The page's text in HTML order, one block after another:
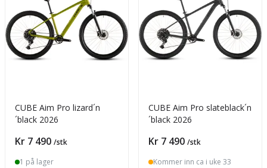
CUBE Aim Pro lizard´n
´black 2026
Pris
Kr 7 490 /stk
1 på lager
CUBE Aim Pro slateblack´n
´black 2026
Pris
Kr 7 490 /stk
Kommer inn ca i uke 33